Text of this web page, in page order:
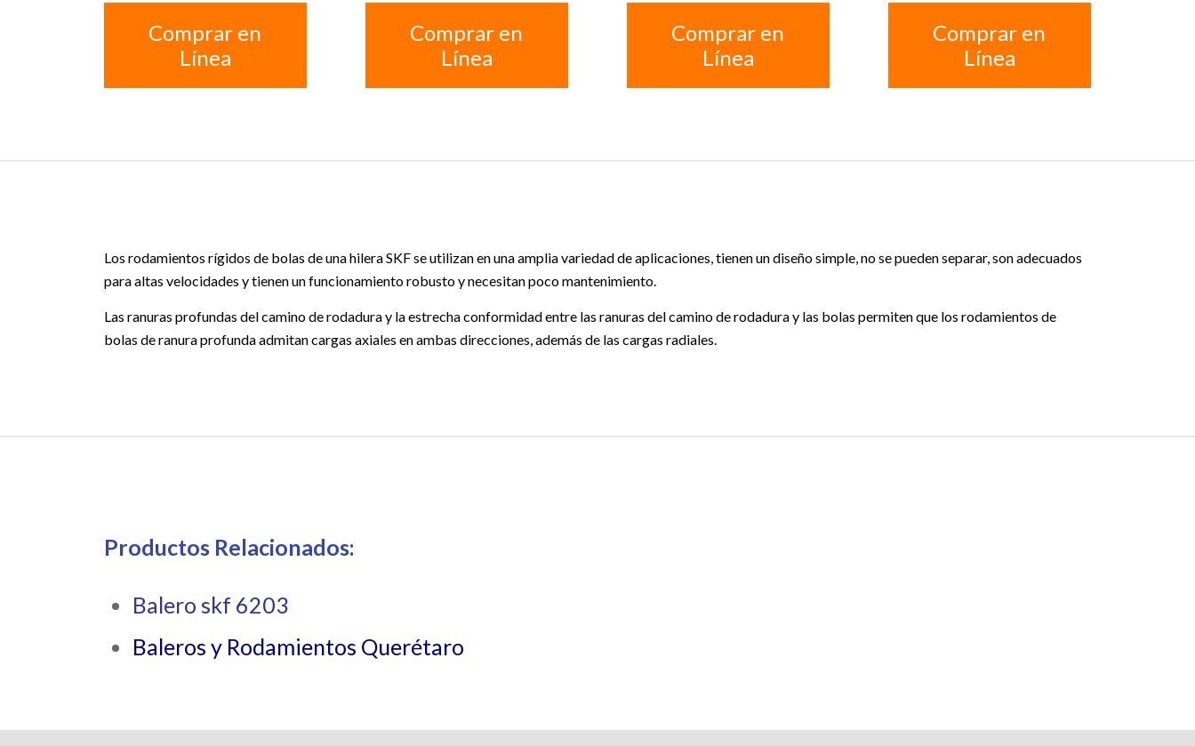
Comprar en
Línea
Comprar en
Línea
Comprar en
Línea
Comprar en
Línea
Los rodamientos rígidos de bolas de una hilera SKF se utilizan en una amplia variedad de aplicaciones, tienen un diseño simple, no se pueden separar, son adecuados
para altas velocidades y tienen un funcionamiento robusto y necesitan poco mantenimiento.
Las ranuras profundas del camino de rodadura y la estrecha conformidad entre las ranuras del camino de rodadura y las bolas permiten que los rodamientos de
bolas de ranura profunda admitan cargas axiales en ambas direcciones, además de las cargas radiales.
Productos Relacionados:
Balero skf 6203
Baleros y Rodamientos Querétaro